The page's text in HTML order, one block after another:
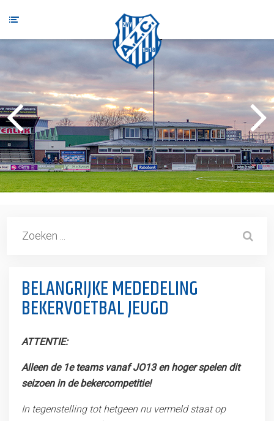
BELANGRIJKE MEDEDELING
BEKERVOETBAL JEUGD
ATTENTIE:
Alleen de 1e teams vanaf JO13 en hoger spelen dit
seizoen in de bekercompetitie!
In tegenstelling tot hetgeen nu vermeld staat op